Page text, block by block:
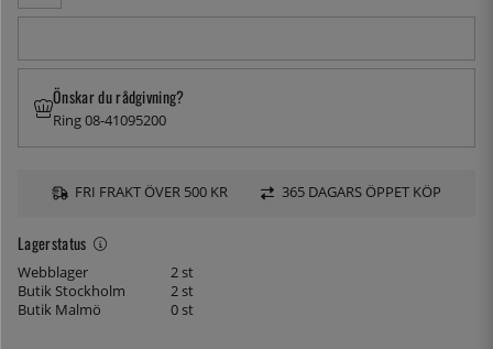
Lagerstatus
Webblager
2 st
Butik Stockholm
2 st
Butik Malmö
0 st
Önskar du rådgivning?
Ring 08-41095200
FRI FRAKT ÖVER 500 KR 365 DAGARS ÖPPET KÖP